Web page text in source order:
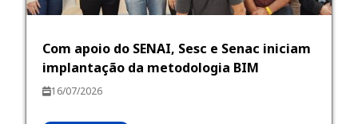
Com apoio do SENAI, Sesc e Senac iniciam
implantação da metodologia BIM
16/07/2026